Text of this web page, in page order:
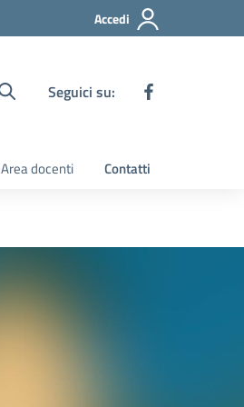
Accedi
Seguici su:
Area docenti Contatti